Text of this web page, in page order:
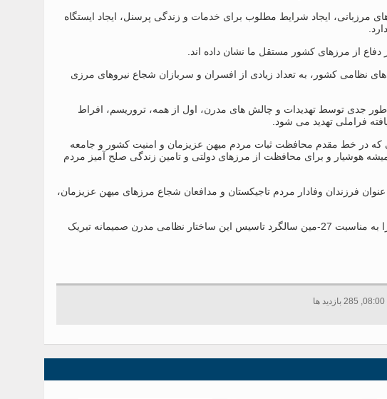
مرزبانی، ایجاد شرایط مطلوب برای خدمات و زندگی پرسنل، ایجاد ایستگاه
از مرزهای کشور مستقل ما نشان داده اند.
نظامی کشور، به تعداد زیادی از افسران و سربازان شجاع نیروهای مرزی
جدی توسط تهدیدات و چالش های مدرن، اول از همه، تروریسم، افراط
فراملی تهدید می شود.
که در خط مقدم محافظت ثبات مردم میهن عزیزمان و امنیت کشور و جامعه
همیشه هوشیار و برای محافظت از مرزهای دولتی و تامین زندگی صلح آمیز مردم
فرزندان وفادار مردم تاجیکستان و مدافعان شجاع مرزهای میهن عزیزمان،
بار دیگر، نیروهای مرزی – مرزبانان شجاع تاجیکستان آزاد و مستقل را به مناسبت 27-مین سالگرد تاسیس این ساختار نظامی مدرن صمیمانه تبریک